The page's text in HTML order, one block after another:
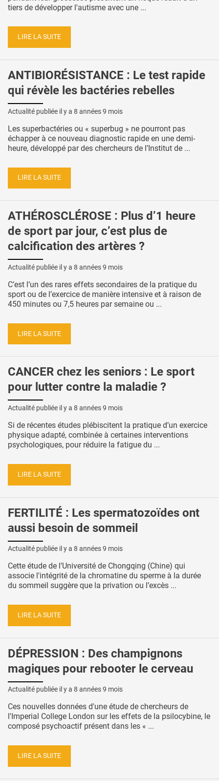
tiers de développer l'autisme avec une ...
LIRE LA SUITE
ANTIBIORÉSISTANCE : Le test rapide
qui révèle les bactéries rebelles
Actualité publiée il y a 8 années 9 mois
Les superbactéries ou « superbug » ne pourront pas
échapper à ce nouveau diagnostic rapide en une demi-
heure, développé par des chercheurs de l’Institut de ...
LIRE LA SUITE
ATHÉROSCLÉROSE : Plus d’1 heure
de sport par jour, c’est plus de
calcification des artères ?
Actualité publiée il y a 8 années 9 mois
C’est l’un des rares effets secondaires de la pratique du
sport ou de l’exercice de manière intensive et à raison de
450 minutes ou 7,5 heures par semaine ou ...
LIRE LA SUITE
CANCER chez les seniors : Le sport
pour lutter contre la maladie ?
Actualité publiée il y a 8 années 9 mois
Si de récentes études plébiscitent la pratique d’un exercice
physique adapté, combinée à certaines interventions
psychologiques, pour réduire la fatigue du ...
LIRE LA SUITE
FERTILITÉ : Les spermatozoïdes ont
aussi besoin de sommeil
Actualité publiée il y a 8 années 9 mois
Cette étude de l’Université de Chongqing (Chine) qui
associe l'intégrité de la chromatine du sperme à la durée
du sommeil suggère que la privation ou l’excès ...
LIRE LA SUITE
DÉPRESSION : Des champignons
magiques pour rebooter le cerveau
Actualité publiée il y a 8 années 9 mois
Ces nouvelles données d'une étude de chercheurs de
l'Imperial College London sur les effets de la psilocybine, le
composé psychoactif présent dans les « ...
LIRE LA SUITE